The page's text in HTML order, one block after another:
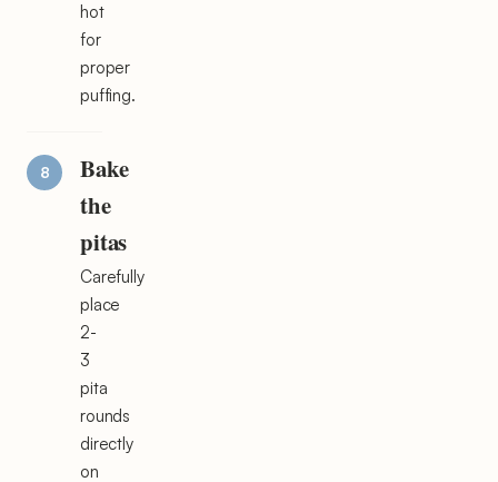
hot
for
proper
puffing.
Bake
the
pitas
Carefully
place
2-
3
pita
rounds
directly
on